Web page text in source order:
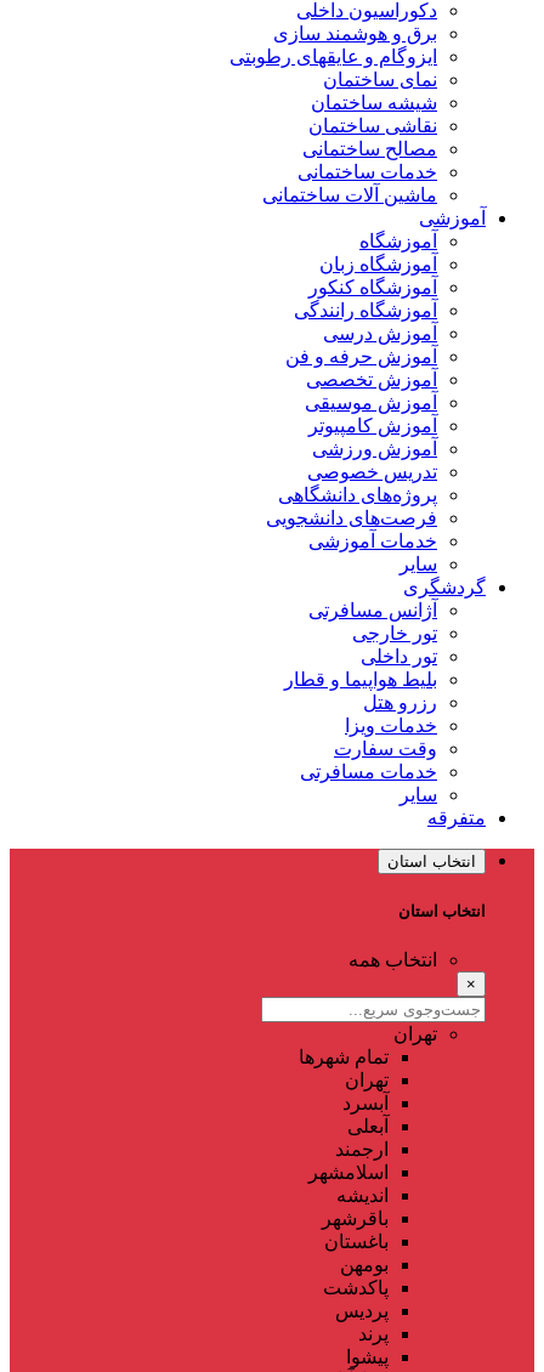
دکوراسیون داخلی
برق و هوشمند سازی
ایزوگام و عایقهای رطوبتی
نمای ساختمان
شیشه ساختمان
نقاشی ساختمان
مصالح ساختمانی
خدمات ساختمانی
ماشین آلات ساختمانی
آموزشی
آموزشگاه
آموزشگاه زبان
آموزشگاه کنکور
آموزشگاه رانندگی
آموزش درسی
آموزش حرفه و فن
آموزش تخصصی
آموزش موسیقی
آموزش کامپیوتر
آموزش ورزشی
تدریس خصوصی
پروژه‌های دانشگاهی
فرصت‌های دانشجویی
خدمات آموزشی
سایر
گردشگری
آژانس مسافرتی
تور خارجی
تور داخلی
بلیط هواپیما و قطار
رزرو هتل
خدمات ویزا
وقت سفارت
خدمات مسافرتی
سایر
متفرقه
انتخاب استان
انتخاب استان
انتخاب همه
×
تهران
تمام شهر‌ها
تهران
آبسرد
آبعلی
ارجمند
اسلامشهر
اندیشه
باقرشهر
باغستان
بومهن
پاکدشت
پردیس
پرند
پیشوا